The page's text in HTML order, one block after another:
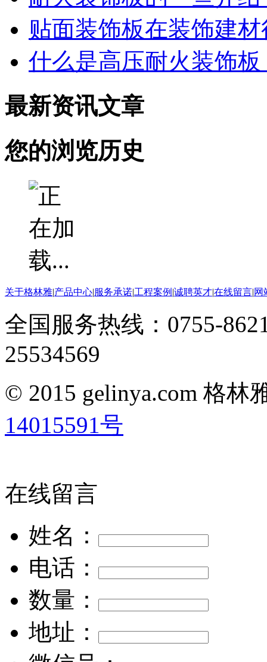
贴面装饰板在装饰建
什么是高压耐火装饰
最新资讯文章
您的浏览历史
关于格林雅|产品中心|服务承诺|工程案例 |诚聘英才|在线留言|网
全国服务热线：0755-
25534569
© 2015 gelinya.com 格
14015591号
在线留言
姓名：
电话：
数量：
地址：